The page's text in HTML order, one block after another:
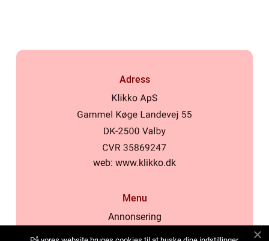
Adress
web: www.klikko.dk
Menu
Annonsering